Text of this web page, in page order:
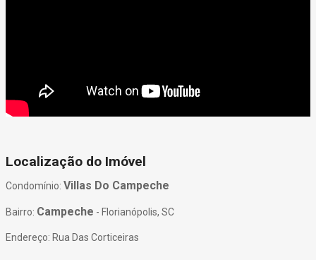
Localização do Imóvel
Condomínio: Villas Do Campeche
Bairro: Campeche - Florianópolis, SC
Endereço: Rua Das Corticeiras